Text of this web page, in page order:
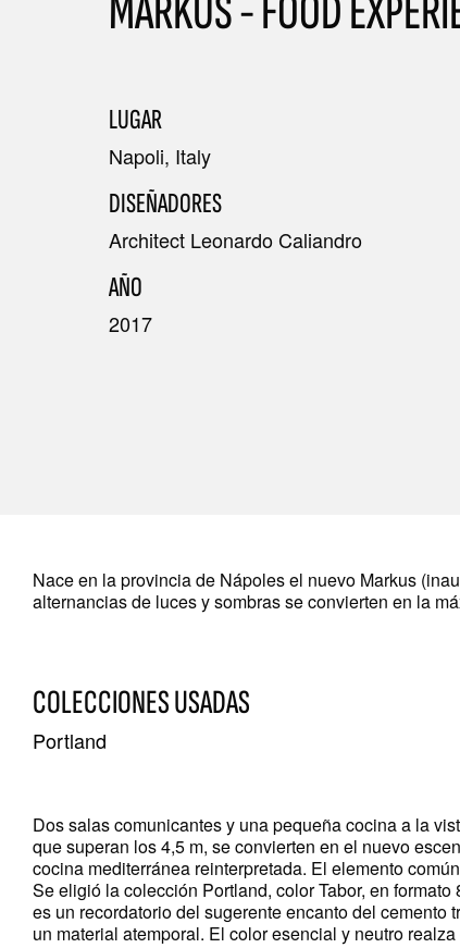
BÚSQUEDA AVANZADA
MARKUS - FOOD
LUGAR
Napoli, Italy
DISEÑADORES
Architect Leonardo Caliandro
AÑO
2017
Nace en la provincia de Nápoles el nuevo Markus
alternancias de luces y sombras se convierten en la
COLECCIONES USADAS
Portland
Dos salas comunicantes y una pequeña cocina a la
que superan los 4,5 m, se convierten en el nuevo
cocina mediterránea reinterpretada. El elemento
Se eligió la colección Portland, color Tabor, en formato
es un recordatorio del sugerente encanto del cemento
un material atemporal. El color esencial y neutro